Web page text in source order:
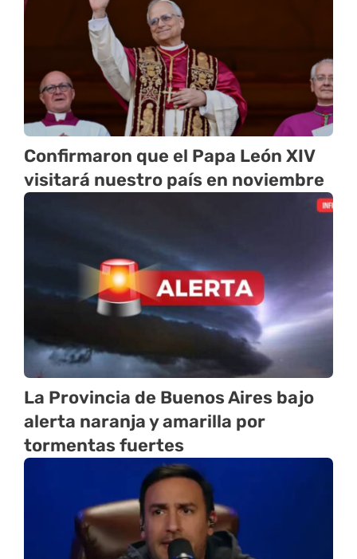
Confirmaron que el Papa León XIV
visitará nuestro país en noviembre
La Provincia de Buenos Aires bajo
alerta naranja y amarilla por
tormentas fuertes